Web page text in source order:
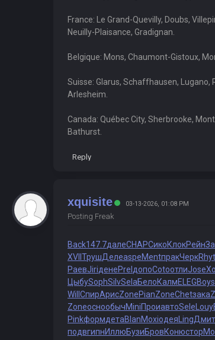
France: Le Grand-Quevilly, Doubs,
Neuilly-Plaisance, Gradignan.
Belgique: Mons, Chaumont-Gistoux,
Suisse: Glarus, Schaffhausen, Lugano,
Arlesheim.
Canada: Québec City, Sherbrooke,
Bathurst.
Reply
xquisite 03-13-2026, 01:08 PM
Posting Freak
Back147.7далеCHAPСикоКлокРейн
XVII ТрушДелеaspeMentпракЧеркRhyt
РаевJiriденеPrel допоCotoотлиJose
ЦыбуSophSilvSelaБелоКалмELEGBoys
Will СпирАрисZonePianZoneChetзака
ZoneоснообычMiniПроиавтоSele Louy
PinkформдетаBlanMoxiодея LingДмит
подвгипнИллюБузиБровКонюстор